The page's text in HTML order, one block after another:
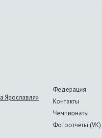
Ярославля»
Федерация
Контакты
Чемпионаты
Фотоотчеты (VK)